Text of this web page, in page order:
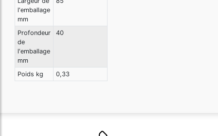
l'emballage
mm
Profondeur
de
l'emballage
mm
40
Poids kg 0,33